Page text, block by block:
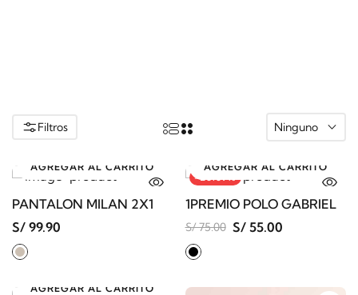
Filtros Ninguno
AGREGAR AL CARRITO
PANTALON MILAN 2X1
S/ 99.90
-26.67%
AGREGAR AL CARRITO
1PREMIO POLO GABRIEL
S/ 75.00 S/ 55.00
AGREGAR AL CARRITO